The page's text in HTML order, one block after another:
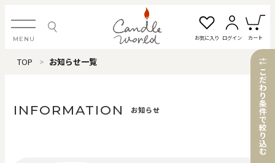
MENU お気に入り ログイン カート
ログイン・新規会員登録
TOP お知らせ一覧
INFORMATION お知らせ
こ
だ
わ
り
条
件
で
絞
り
込
む